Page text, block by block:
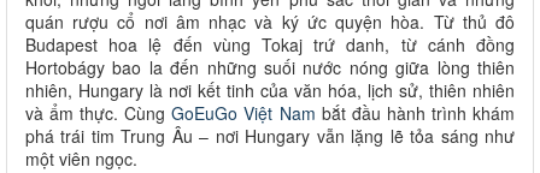
quán rượu cổ nơi âm nhạc và ký ức quyện hòa. Từ thủ đô
Budapest hoa lệ đến vùng Tokaj trứ danh, từ cánh đồng
Hortobágy bao la đến những suối nước nóng giữa lòng thiên
nhiên, Hungary là nơi kết tinh của văn hóa, lịch sử, thiên nhiên
và ẩm thực. CùngGoEuGo Việt Nam bắt đầu hành trình khám
phá trái tim Trung Âu – nơi Hungary vẫn lặng lẽ tỏa sáng như
một viên ngọc.